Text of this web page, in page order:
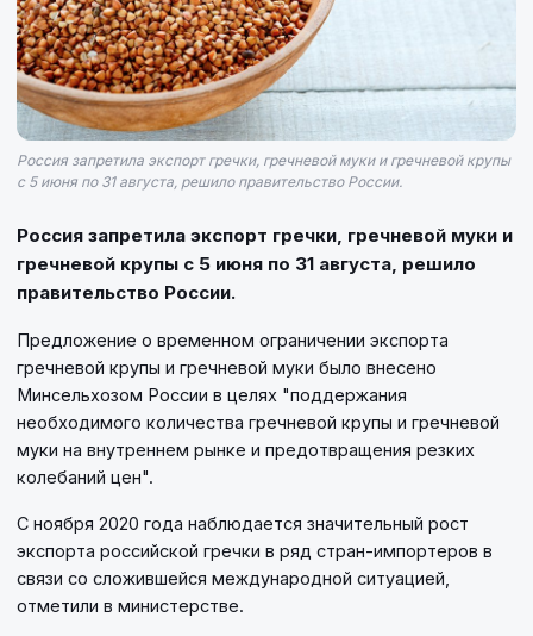
Россия запретила экспорт гречки, гречневой муки и гречневой крупы
с 5 июня по 31 августа, решило правительство России.
Россия запретила экспорт гречки, гречневой муки и
гречневой крупы с 5 июня по 31 августа, решило
правительство России.
Предложение о временном ограничении экспорта
гречневой крупы и гречневой муки было внесено
Минсельхозом России в целях "поддержания
необходимого количества гречневой крупы и гречневой
муки на внутреннем рынке и предотвращения резких
колебаний цен".
С ноября 2020 года наблюдается значительный рост
экспорта российской гречки в ряд стран-импортеров в
связи со сложившейся международной ситуацией,
отметили в министерстве.